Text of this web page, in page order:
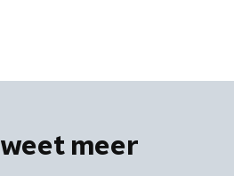
weet meer